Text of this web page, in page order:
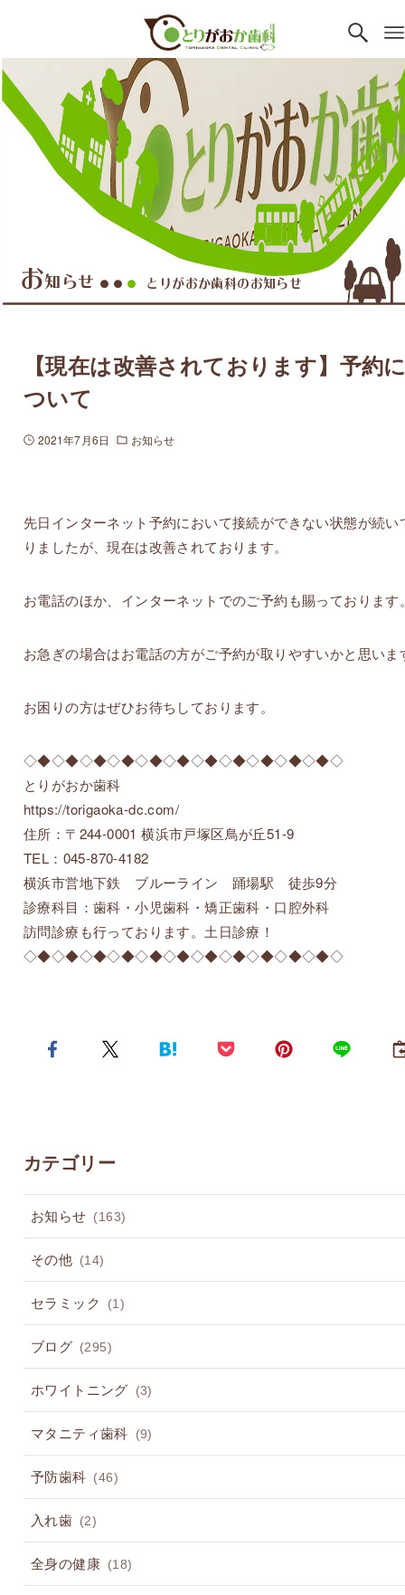
お知らせ ●● ● とりがおか歯科のお知らせ
【現在は改善されております】予約
ついて
2021年7月6日 お知らせ
先日インターネット予約において接続ができない状態が続い
りましたが、現在は改善されております。
お電話のほか、インターネットでのご予約も賜っております
お急ぎの場合はお電話の方がご予約が取りやすいかと思いま
お困りの方はぜひお待ちしております。
◇◆◇◆◇◆◇◆◇◆◇◆◇◆◇◆◇◆◇◆◇◆◇
とりがおか歯科
https://torigaoka-dc.com/
住所：〒244-0001 横浜市戸塚区鳥が丘51-9
TEL：045-870-4182
横浜市営地下鉄 ブルーライン 踊場駅 徒歩9分
診療科目：歯科・小児歯科・矯正歯科・口腔外科
訪問診療も行っております。土日診療！
◇◆◇◆◇◆◇◆◇◆◇◆◇◆◇◆◇◆◇◆◇◆◇
カテゴリー
お知らせ (163)
その他 (14)
セラミック (1)
ブログ (295)
ホワイトニング (3)
マタニティ歯科 (9)
予防歯科 (46)
入れ歯 (2)
全身の健康 (18)